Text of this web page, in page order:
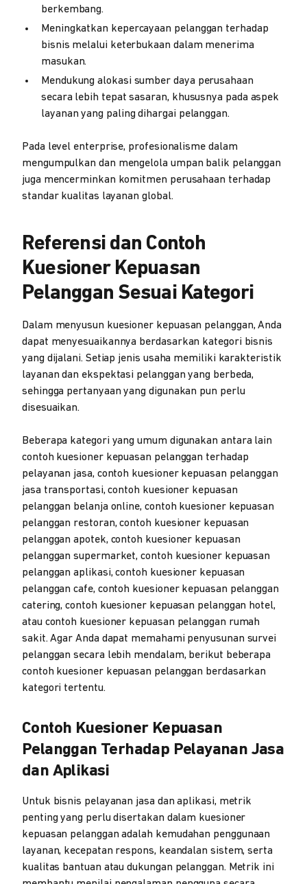
berkembang.
Meningkatkan kepercayaan pelanggan terhadap
bisnis melalui keterbukaan dalam menerima
masukan.
Mendukung alokasi sumber daya perusahaan
secara lebih tepat sasaran, khususnya pada aspek
layanan yang paling dihargai pelanggan.
Pada level enterprise, profesionalisme dalam
mengumpulkan dan mengelola umpan balik pelanggan
juga mencerminkan komitmen perusahaan terhadap
standar kualitas layanan global.
Referensi dan Contoh
Kuesioner Kepuasan
Pelanggan Sesuai Kategori
Dalam menyusun kuesioner kepuasan pelanggan, Anda
dapat menyesuaikannya berdasarkan kategori bisnis
yang dijalani. Setiap jenis usaha memiliki karakteristik
layanan dan ekspektasi pelanggan yang berbeda,
sehingga pertanyaan yang digunakan pun perlu
disesuaikan.
Beberapa kategori yang umum digunakan antara lain
contoh kuesioner kepuasan pelanggan terhadap
pelayanan jasa, contoh kuesioner kepuasan pelanggan
jasa transportasi, contoh kuesioner kepuasan
pelanggan belanja online, contoh kuesioner kepuasan
pelanggan restoran, contoh kuesioner kepuasan
pelanggan apotek, contoh kuesioner kepuasan
pelanggan supermarket, contoh kuesioner kepuasan
pelanggan aplikasi, contoh kuesioner kepuasan
pelanggan cafe, contoh kuesioner kepuasan pelanggan
catering, contoh kuesioner kepuasan pelanggan hotel,
atau contoh kuesioner kepuasan pelanggan rumah
sakit. Agar Anda dapat memahami penyusunan survei
pelanggan secara lebih mendalam, berikut beberapa
contoh kuesioner kepuasan pelanggan berdasarkan
kategori tertentu.
Contoh Kuesioner Kepuasan
Pelanggan Terhadap Pelayanan Jasa
dan Aplikasi
Untuk bisnis pelayanan jasa dan aplikasi, metrik
penting yang perlu disertakan dalam kuesioner
kepuasan pelanggan adalah kemudahan penggunaan
layanan, kecepatan respons, keandalan sistem, serta
kualitas bantuan atau dukungan pelanggan. Metrik ini